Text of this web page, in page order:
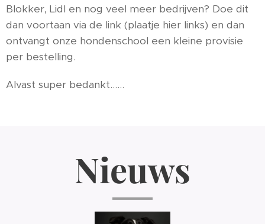
Blokker, Lidl en nog veel meer bedrijven? Doe dit
dan voortaan via de link (plaatje hier links) en dan
ontvangt onze hondenschool een kleine provisie
per bestelling.
Alvast super bedankt......
Nieuws